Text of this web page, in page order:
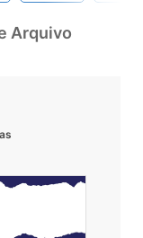
Arquivo